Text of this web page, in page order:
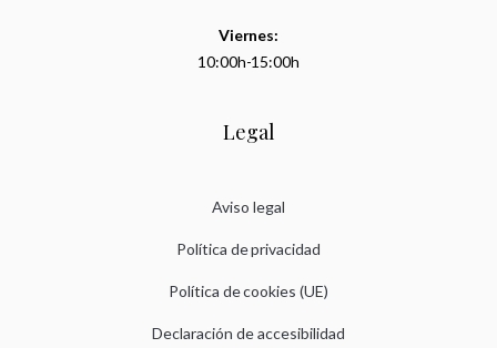
Viernes:
10:00h-15:00h
Legal
Aviso legal
Política de privacidad
Política de cookies (UE)
Declaración de accesibilidad